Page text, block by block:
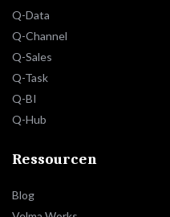
Q-Data
Q-Channel
Q-Sales
Q-Task
Q-BI
Q-Hub
Ressourcen
Blog